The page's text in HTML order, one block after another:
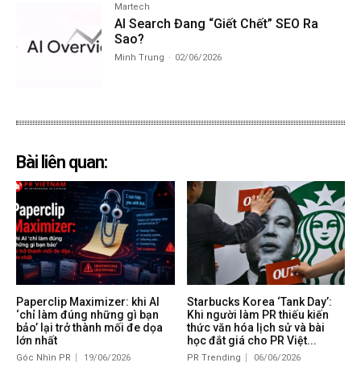
Martech
AI Search Đang “Giết Chết” SEO Ra
Sao?
Minh Trung - 02/06/2026
Bài liên quan:
Paperclip Maximizer: khi AI
‘chỉ làm đúng những gì bạn
bảo’ lại trở thành mối đe dọa
lớn nhất
Góc Nhìn PR 19/06/2026
Starbucks Korea ‘Tank Day’:
Khi người làm PR thiếu kiến
thức văn hóa lịch sử và bài
học đắt giá cho PR Việt...
PR Trending 06/06/2026